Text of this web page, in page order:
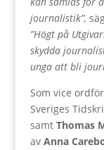
journalistik”,
”Högt på
skydda
unga att bli
Som vice
Sveriges
samt Thomas
av Anna